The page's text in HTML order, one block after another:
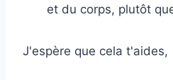
et du corps, plutôt
J'espère que cela t'aides,